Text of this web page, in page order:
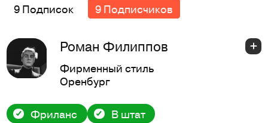
9 Подписок 9 Подписчиков
Роман Филиппов
Фирменный стиль
Оренбург
Фриланс В штат